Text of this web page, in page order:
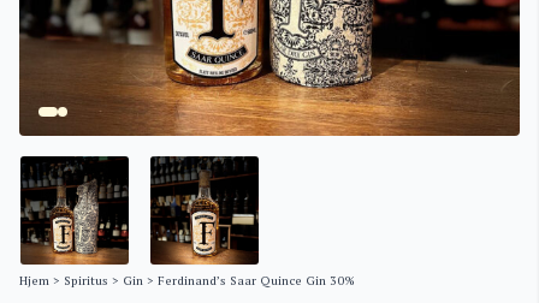
Hjem > Spiritus > Gin > Ferdinand’s Saar Quince Gin 30%